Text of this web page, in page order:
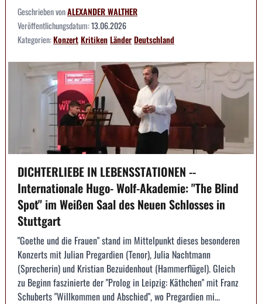
Geschrieben vonALEXANDER WALTHER
Veröffentlichungsdatum:13.06.2026
Kategorien:KonzertKritikenLänderDeutschland
DICHTERLIEBE IN LEBENSSTATIONEN --
Internationale Hugo- Wolf-Akademie: "The Blind
Spot" im Weißen Saal des Neuen Schlosses in
Stuttgart
"Goethe und die Frauen" stand im Mittelpunkt dieses besonderen
Konzerts mit Julian Pregardien (Tenor), Julia Nachtmann
(Sprecherin) und Kristian Bezuidenhout (Hammerflügel). Gleich
zu Beginn faszinierte der "Prolog in Leipzig: Käthchen" mit Franz
Schuberts "Willkommen und Abschied", wo Pregardien mi...